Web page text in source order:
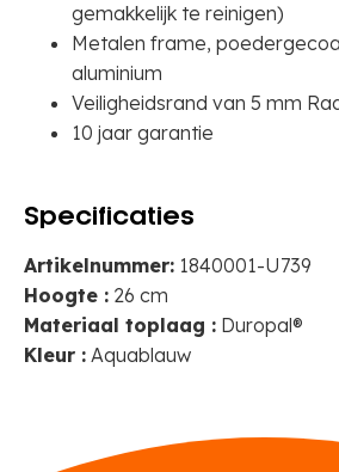
gemakkelijk te reinigen)
Metalen frame,
aluminium
Veiligheidsrand van 5 mm
10 jaar garantie
Specificaties
Artikelnummer: 1840001-U739
Hoogte : 26 cm
Materiaal toplaag : Duropal®
Kleur : Aquablauw